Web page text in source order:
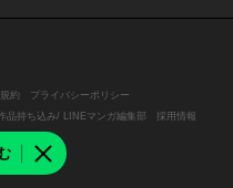
約
プライバシーポリシー
品持ち込み/ LINEマンガ編集部
採用情報